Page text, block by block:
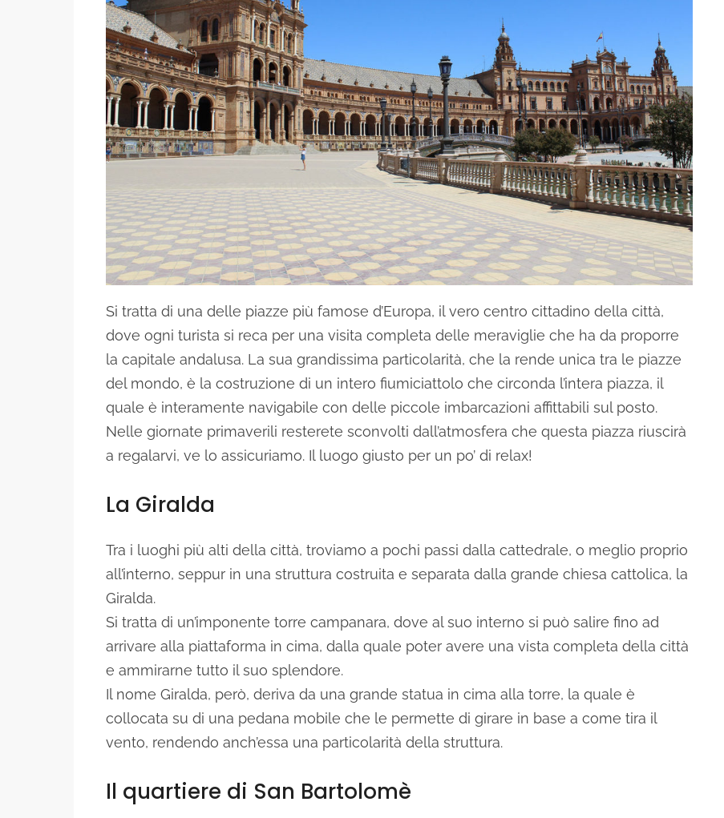
Si tratta di una delle piazze più famose d’Europa, il vero centro cittadino della città,
dove ogni turista si reca per una visita completa delle meraviglie che ha da proporre
la capitale andalusa. La sua grandissima particolarità, che la rende unica tra le piazze
del mondo, è la costruzione di un intero fiumiciattolo che circonda l’intera piazza, il
quale è interamente navigabile con delle piccole imbarcazioni affittabili sul posto.
Nelle giornate primaverili resterete sconvolti dall’atmosfera che questa piazza riuscirà
a regalarvi, ve lo assicuriamo. Il luogo giusto per un po’ di relax!
La Giralda
Tra i luoghi più alti della città, troviamo a pochi passi dalla cattedrale, o meglio proprio
all’interno, seppur in una struttura costruita e separata dalla grande chiesa cattolica, la
Giralda.
Si tratta di un’imponente torre campanara, dove al suo interno si può salire fino ad
arrivare alla piattaforma in cima, dalla quale poter avere una vista completa della città
e ammirarne tutto il suo splendore.
Il nome Giralda, però, deriva da una grande statua in cima alla torre, la quale è
collocata su di una pedana mobile che le permette di girare in base a come tira il
vento, rendendo anch’essa una particolarità della struttura.
Il quartiere di San Bartolomè